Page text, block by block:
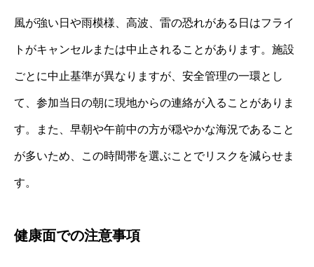
風が強い日や雨模様、高波、雷の恐れがある日はフライ
トがキャンセルまたは中止されることがあります。施設
ごとに中止基準が異なりますが、安全管理の一環とし
て、参加当日の朝に現地からの連絡が入ることがありま
す。また、早朝や午前中の方が穏やかな海況であること
が多いため、この時間帯を選ぶことでリスクを減らせま
す。
健康面での注意事項